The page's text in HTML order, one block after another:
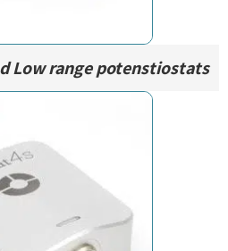
Low range potenstiostats